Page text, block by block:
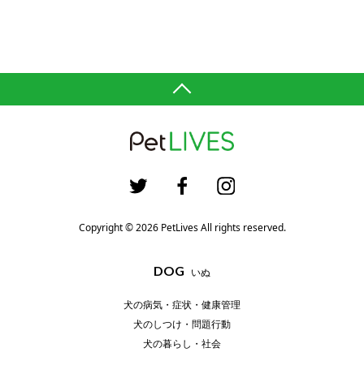
Copyright © 2026 PetLives All rights reserved.
DOG いぬ
犬の病気・症状・健康管理
犬のしつけ・問題行動
犬の暮らし・社会